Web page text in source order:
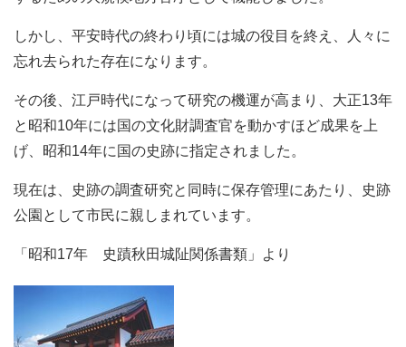
しかし、平安時代の終わり頃には城の役目を終え、人々に
忘れ去られた存在になります。
その後、江戸時代になって研究の機運が高まり、大正13年
と昭和10年には国の文化財調査官を動かすほど成果を上
げ、昭和14年に国の史跡に指定されました。
現在は、史跡の調査研究と同時に保存管理にあたり、史跡
公園として市民に親しまれています。
「昭和17年 史蹟秋田城阯関係書類」より